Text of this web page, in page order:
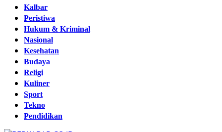
Kalbar
Peristiwa
Hukum & Kriminal
Nasional
Kesehatan
Budaya
Religi
Kuliner
Sport
Tekno
Pendidikan